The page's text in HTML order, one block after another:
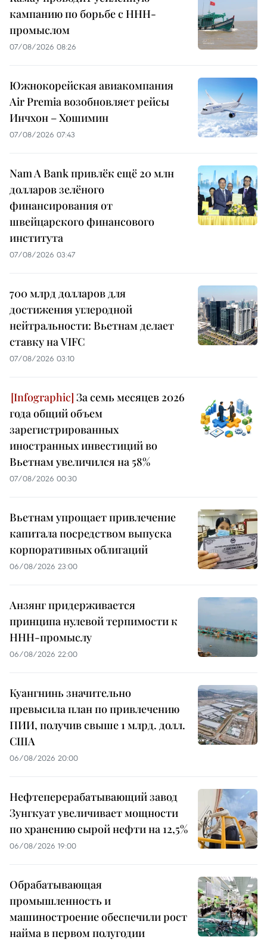
кампанию по борьбе с ННН-
промыслом
07/08/2026 08:26
Южнокорейская авиакомпания
Air Premia возобновляет рейсы
Инчхон – Хошимин
07/08/2026 07:43
Nam A Bank привлёк ещё 20 млн
долларов зелёного
финансирования от
швейцарского финансового
института
07/08/2026 03:47
700 млрд долларов для
достижения углеродной
нейтральности: Вьетнам делает
ставку на VIFC
07/08/2026 03:10
За семь месяцев 2026
года общий объем
зарегистрированных
иностранных инвестиций во
Вьетнам увеличился на 58%
07/08/2026 00:30
Вьетнам упрощает привлечение
капитала посредством выпуска
корпоративных облигаций
06/08/2026 23:00
Анзянг придерживается
принципа нулевой терпимости к
ННН-промыслу
06/08/2026 22:00
Куангнинь значительно
превысила план по привлечению
ПИИ, получив свыше 1 млрд. долл.
США
06/08/2026 20:00
Нефтеперерабатывающий завод
Зунгкуат увеличивает мощности
по хранению сырой нефти на 12,5%
06/08/2026 19:00
Обрабатывающая
промышленность и
машиностроение обеспечили рост
найма в первом полугодии